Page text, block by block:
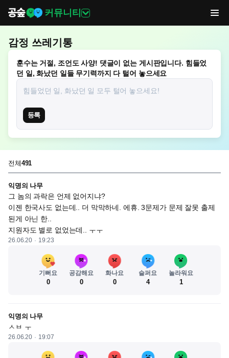
커뮤니티
감정 쓰레기통
훈수는 거절, 조언도 사양! 댓글이 없는 게시판입니다. 힘들었
던 일, 화났던 일들 무기력까지 다 털어 놓으세요
등록
전체491
익명의 나무
그 놈의 과락은 언제 없어지냐?
이젠 한국사도 없는데.. 더 막막하네. 에휴. 3문제가 문제 잘못 출제
된게 아닌 한..
지원자도 별로 없었는데.. ㅜㅜ
26.06.20 19:23
기뻐요
0
공감해요
0
화나요
0
슬퍼요
4
놀라워요
1
익명의 나무
ㅅㅂ ㅜ
26.06.20 19:07